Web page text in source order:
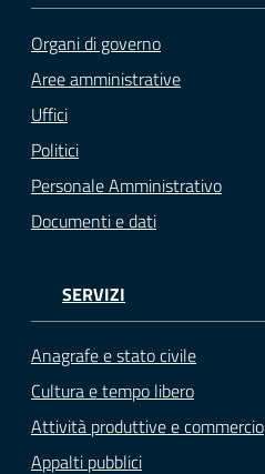
Organi di governo
Aree amministrative
Uffici
Politici
Personale Amministrativo
Documenti e dati
SERVIZI
Anagrafe e stato civile
Cultura e tempo libero
Attività produttive e commercio
Appalti pubblici